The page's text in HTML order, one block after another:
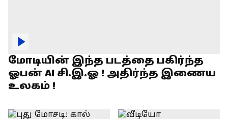
மோடியின் இந்த படத்தை பகிர்ந்த
ஓபன் AI சி.இ.ஓ ! அதிர்ந்த இணைய
உலகம் !